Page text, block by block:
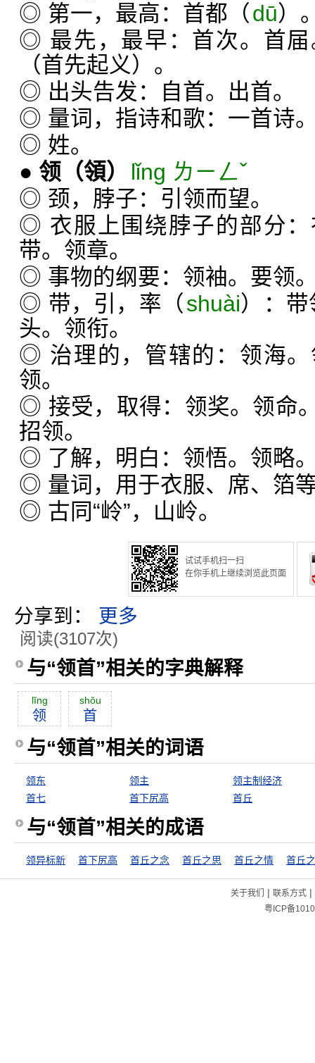
◎ 第一，最高：首都（dū）
◎ 最先，最早：首次。首
（首先起义）。
◎ 出头告发：自首。出首。
◎ 量词，指诗和歌：一首诗
◎ 姓。
● 领 （領）
lǐng ㄌㄧㄥˇ
◎ 颈，脖子：引领而望。
◎ 衣服上围绕脖子的部分
带。领章。
◎ 事物的纲要：领袖。要领
◎ 带，引，率（shuài）：
头。领衔。
◎ 治理的，管辖的：领海
领。
◎ 接受，取得：领奖。领命
招领。
◎ 了解，明白：领悟。领略
◎ 量词，用于衣服、席、箔
◎ 古同“岭”，山岭。
试试手机扫一扫
在你手机上继续浏览此页面
分享到： 更多
阅读(3107次)
与“领首”相关的字典解释
lĭng
领
shŏu
首
与“领首”相关的词语
领东 领主
领主制经济
首七
首下尻高 首丘
与“领首”相关的成语
领异标新 首下尻高 首丘之念 首丘之思 首丘之情 首丘
关于我们 | 联系方式|
粤ICP备